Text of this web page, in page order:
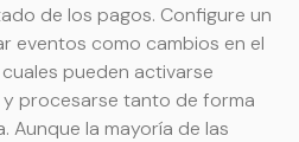
de los pagos. Configure un
eventos como cambios en el
pueden activarse
procesarse tanto de forma
Aunque la mayoría de las